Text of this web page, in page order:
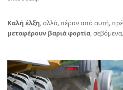
Καλή έλξη, αλλά, πέραν από αυτή,
μεταφέρουν βαριά φορτία,